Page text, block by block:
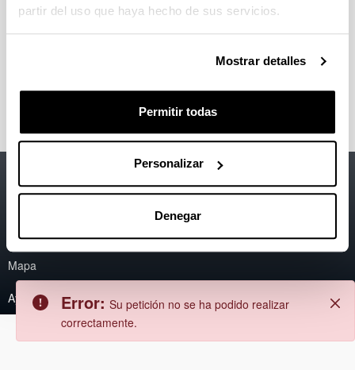
partir del uso que haya hecho de sus servicios.
Mostrar detalles
Permitir todas
Personalizar
Denegar
Atrás
Error
Cerrar
No se ha podido encontrar el
Información legal
Contacto
Mapa
Ayuda Error: Su petición no se ha podido realizar
correctamente.